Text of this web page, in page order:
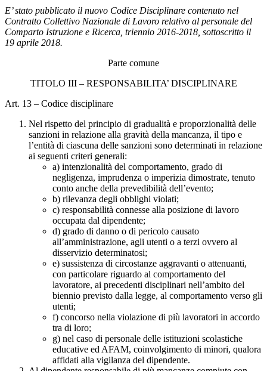
E’ stato pubblicato il nuovo Codice Disciplinare contenuto nel
Contratto Collettivo Nazionale di Lavoro relativo al personale del
Comparto Istruzione e Ricerca, triennio 2016-2018, sottoscritto il
19 aprile 2018.
Parte comune
TITOLO III – RESPONSABILITA’ DISCIPLINARE
Art. 13 – Codice disciplinare
Nel rispetto del principio di gradualità e proporzionalità delle
sanzioni in relazione alla gravità della mancanza, il tipo e
l’entità di ciascuna delle sanzioni sono determinati in relazione
ai seguenti criteri generali:
a) intenzionalità del comportamento, grado di
negligenza, imprudenza o imperizia dimostrate, tenuto
conto anche della prevedibilità dell’evento;
b) rilevanza degli obblighi violati;
c) responsabilità connesse alla posizione di lavoro
occupata dal dipendente;
d) grado di danno o di pericolo causato
all’amministrazione, agli utenti o a terzi ovvero al
disservizio determinatosi;
e) sussistenza di circostanze aggravanti o attenuanti,
con particolare riguardo al comportamento del
lavoratore, ai precedenti disciplinari nell’ambito del
biennio previsto dalla legge, al comportamento verso gli
utenti;
f) concorso nella violazione di più lavoratori in accordo
tra di loro;
g) nel caso di personale delle istituzioni scolastiche
educative ed AFAM, coinvolgimento di minori, qualora
affidati alla vigilanza del dipendente.